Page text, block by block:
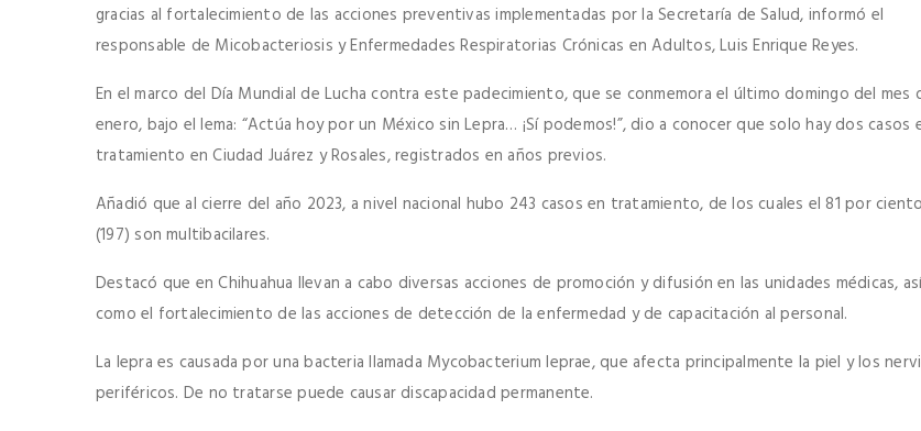
gracias al fortalecimiento de las acciones preventivas implementadas por la Secretaría de Salud, informó el
responsable de Micobacteriosis y Enfermedades Respiratorias Crónicas en Adultos, Luis Enrique Reyes.
En el marco del Día Mundial de Lucha contra este padecimiento, que se conmemora el último domingo del mes
enero, bajo el lema: “Actúa hoy por un México sin Lepra… ¡Sí podemos!”, dio a conocer que solo hay dos casos
tratamiento en Ciudad Juárez y Rosales, registrados en años previos.
Añadió que al cierre del año 2023, a nivel nacional hubo 243 casos en tratamiento, de los cuales el 81 por ciento
(197) son multibacilares.
Destacó que en Chihuahua llevan a cabo diversas acciones de promoción y difusión en las unidades médicas,
como el fortalecimiento de las acciones de detección de la enfermedad y de capacitación al personal.
La lepra es causada por una bacteria llamada Mycobacterium leprae, que afecta principalmente la piel y los
periféricos. De no tratarse puede causar discapacidad permanente.